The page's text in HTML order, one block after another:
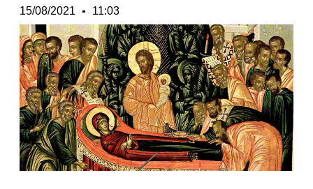
15/08/2021 11:03